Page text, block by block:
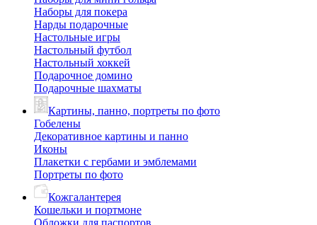
Наборы для покера
Нарды подарочные
Настольные игры
Настольный футбол
Настольный хоккей
Подарочное домино
Подарочные шахматы
Картины, панно, портреты по фото
Гобелены
Декоративное картины и панно
Иконы
Плакетки с гербами и эмблемами
Портреты по фото
Кожгалантерея
Кошельки и портмоне
Обложки для паспортов